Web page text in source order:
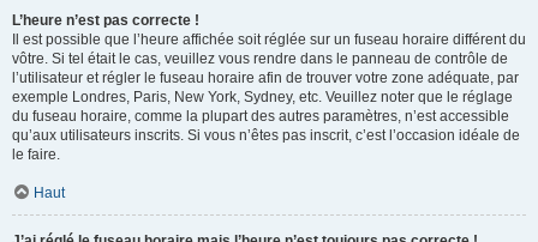
L’heure n’est pas correcte !
Il est possible que l’heure affichée soit réglée sur un fuseau horaire différent du
vôtre. Si tel était le cas, veuillez vous rendre dans le panneau de contrôle de
l’utilisateur et régler le fuseau horaire afin de trouver votre zone adéquate, par
exemple Londres, Paris, New York, Sydney, etc. Veuillez noter que le réglage
du fuseau horaire, comme la plupart des autres paramètres, n’est accessible
qu’aux utilisateurs inscrits. Si vous n’êtes pas inscrit, c’est l’occasion idéale de
le faire.
Haut